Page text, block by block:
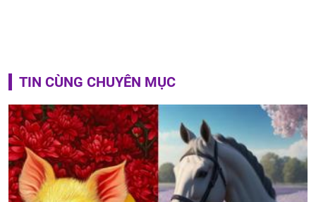
TIN CÙNG CHUYÊN MỤC